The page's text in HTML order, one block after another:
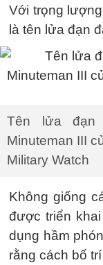
Với trọng
là tên lửa đạn
Tên lửa
Minuteman III
Military Watch
Không giống
được triển
dụng hầm
rằng cách bố